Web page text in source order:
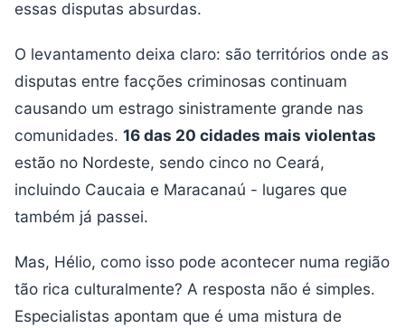
essas disputas absurdas.
O levantamento deixa claro: são territórios onde as
disputas entre facções criminosas continuam
causando um estrago sinistramente grande nas
comunidades. 16 das 20 cidades mais violentas
estão no Nordeste, sendo cinco no Ceará,
incluindo Caucaia e Maracanaú - lugares que
também já passei.
Mas, Hélio, como isso pode acontecer numa região
tão rica culturalmente? A resposta não é simples.
Especialistas apontam que é uma mistura de